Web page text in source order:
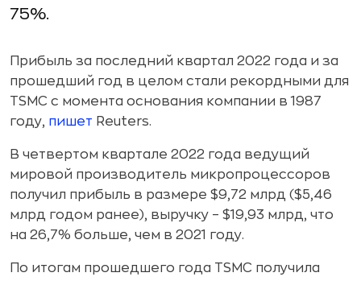
75%.
Прибыль за последний квартал 2022 года и за
прошедший год в целом стали рекордными для
TSMC с момента основания компании в 1987
году, пишет Reuters.
В четвертом квартале 2022 года ведущий
мировой производитель микропроцессоров
получил прибыль в размере $9,72 млрд ($5,46
млрд годом ранее), выручку – $19,93 млрд, что
на 26,7% больше, чем в 2021 году.
По итогам прошедшего года TSMC получила